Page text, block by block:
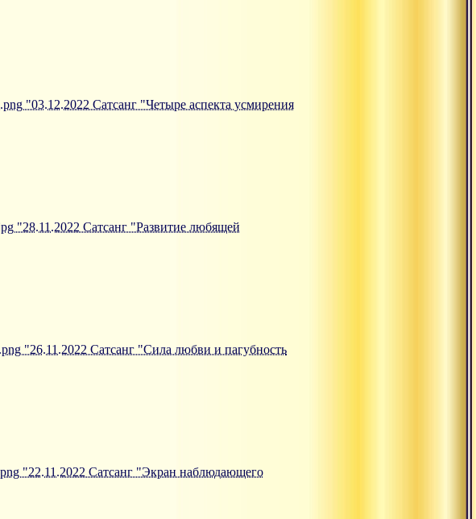
"03.12.2022 Сатсанг "Четыре аспекта усмирения
"28.11.2022 Сатсанг "Развитие любящей
"26.11.2022 Сатсанг "Сила любви и пагубность
"22.11.2022 Сатсанг "Экран наблюдающего